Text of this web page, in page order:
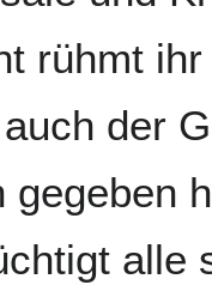
rühmt
der
gegeben
alle